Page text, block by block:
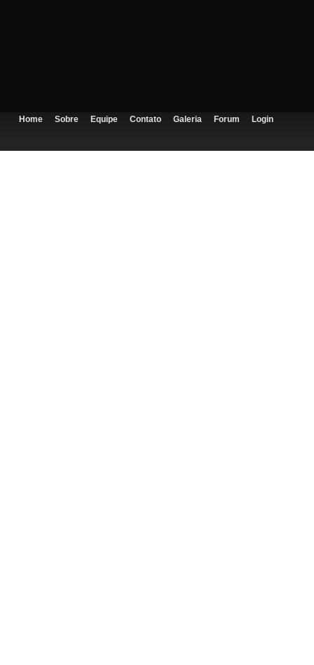
Home Sobre Equipe Contato Galeria Forum Login